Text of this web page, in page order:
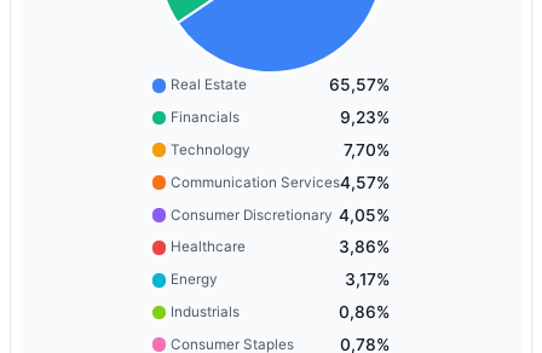
Real Estate 65,57%
Financials 9,23%
Technology 7,70%
Communication Services4,57%
Consumer Discretionary 4,05%
Healthcare 3,86%
Energy 3,17%
Industrials 0,86%
Consumer Staples 0,78%